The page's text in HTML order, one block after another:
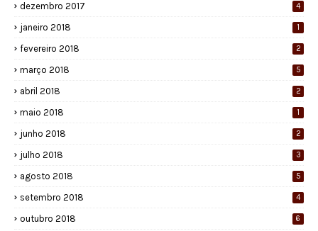
dezembro 2017 4
janeiro 2018 1
fevereiro 2018 2
março 2018 5
abril 2018 2
maio 2018 1
junho 2018 2
julho 2018 3
agosto 2018 5
setembro 2018 4
outubro 2018 6